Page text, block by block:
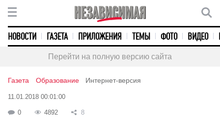
НОВОСТИ ГАЗЕТА ПРИЛОЖЕНИЯ ТЕМЫ ФОТО ВИДЕО
Перейти на полную версию сайта
Газета Образование Интернет-версия
11.01.2018 00:01:00
0 4892 8